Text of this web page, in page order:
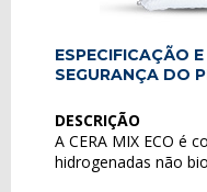
ESPECIFICAÇÃO
SEGURANÇA DO
DESCRIÇÃO
A CERA MIX ECO é
hidrogenadas não